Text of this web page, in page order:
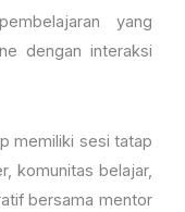
yang
dengan interaksi
memiliki sesi tatap
komunitas belajar,
bersama mentor